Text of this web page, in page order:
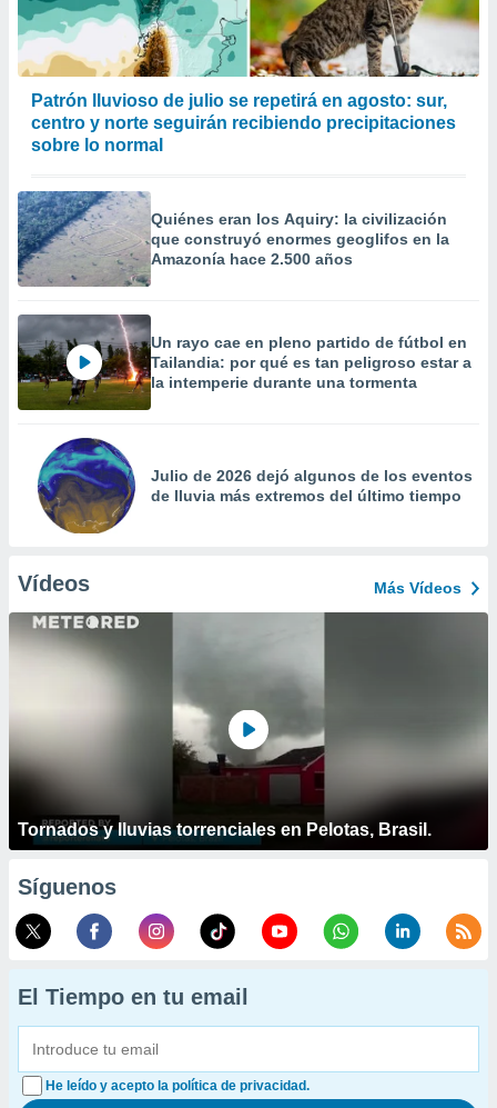
Patrón lluvioso de julio se repetirá en agosto: sur,
centro y norte seguirán recibiendo precipitaciones
sobre lo normal
Quiénes eran los Aquiry: la civilización
que construyó enormes geoglifos en la
Amazonía hace 2.500 años
Un rayo cae en pleno partido de fútbol en
Tailandia: por qué es tan peligroso estar a
la intemperie durante una tormenta
Julio de 2026 dejó algunos de los eventos
de lluvia más extremos del último tiempo
Vídeos Más Vídeos
Tornados y lluvias torrenciales en Pelotas, Brasil.
Síguenos
El Tiempo en tu email
He leído y acepto la política de privacidad.